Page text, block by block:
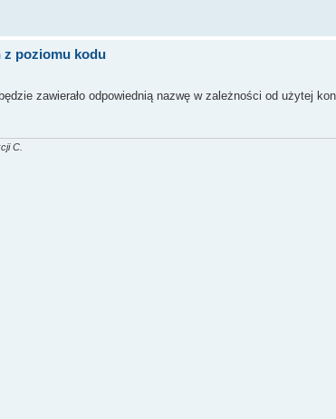
z poziomu kodu
zawierało odpowiednią nazwę w zależności od użytej
C.